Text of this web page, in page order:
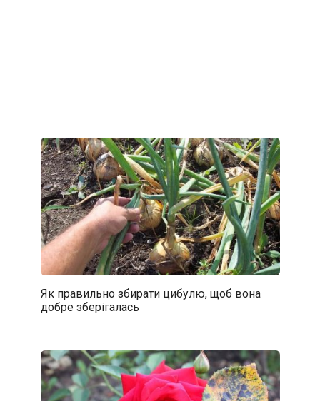
Як правильно збирати цибулю, щоб вона
добре зберігалась